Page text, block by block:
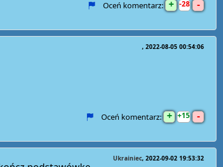
Oceń komentarz: + 28 -
2022-08-05 00:54:06
Oceń komentarz: + 15 -
Ukrainiec 2022-09-02 19:53:32